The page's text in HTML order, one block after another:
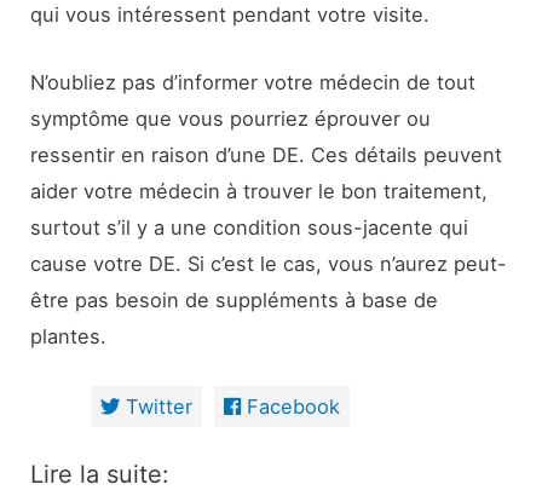
qui vous intéressent pendant votre visite.
N’oubliez pas d’informer votre médecin de tout
symptôme que vous pourriez éprouver ou
ressentir en raison d’une DE. Ces détails peuvent
aider votre médecin à trouver le bon traitement,
surtout s’il y a une condition sous-jacente qui
cause votre DE. Si c’est le cas, vous n’aurez peut-
être pas besoin de suppléments à base de
plantes.
Twitter Facebook
Lire la suite: